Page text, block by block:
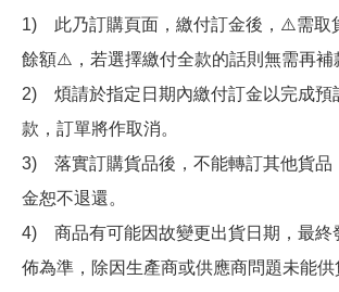
1)　此乃訂購頁面，繳付訂金後，⚠️需取
餘額⚠️，若選擇繳付全款的話則無需再補
2)　煩請於指定日期內繳付訂金以完成預
款，訂單將作取消。
3)　落實訂購貨品後，不能轉訂其他貨
金恕不退還。
4)　商品有可能因故變更出貨日期，最終
佈為準，除因生產商或供應商問題未能